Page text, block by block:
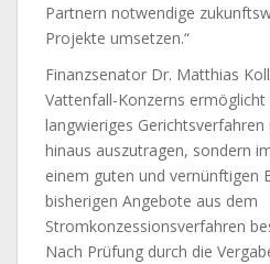
Partnern notwendige
Projekte umsetzen.“
Finanzsenator Dr. Matthias
Vattenfall-Konzerns ermöglicht
langwieriges Gerichtsverfahren
hinaus auszutragen, sondern
einem guten und vernünftigen
bisherigen Angebote aus dem
Stromkonzessionsverfahren
Nach Prüfung durch die